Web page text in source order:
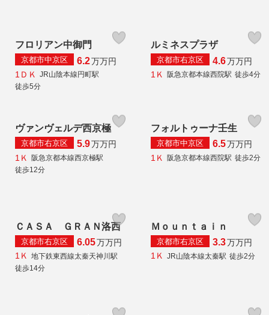
フロリアン中御門
京都市中京区 6.2万万円
1ＤＫ
JR山陰本線円町駅
徒歩5分
ルミネスプラザ
京都市右京区 4.6万万円
1Ｋ
阪急京都本線西院駅 徒歩4分
ヴァンヴェルデ西京極
京都市右京区 5.9万万円
1Ｋ
阪急京都本線西京極駅
徒歩12分
フォルトゥーナ壬生
京都市中京区 6.5万万円
1Ｋ
阪急京都本線西院駅 徒歩2分
ＣＡＳＡ ＧＲＡＮ洛西
京都市右京区 6.05万万円
1Ｋ 地下鉄東西線太秦天神川駅
徒歩14分
Ｍｏｕｎｔａｉｎ
京都市右京区 3.3万万円
1Ｋ JR山陰本線太秦駅 徒歩2分